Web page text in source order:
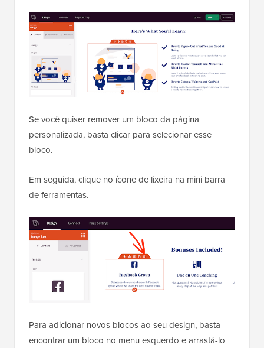
Se você quiser remover um bloco da página
personalizada, basta clicar para selecionar esse
bloco.
Em seguida, clique no ícone de lixeira na mini barra
de ferramentas.
Para adicionar novos blocos ao seu design, basta
encontrar um bloco no menu esquerdo e arrastá-lo